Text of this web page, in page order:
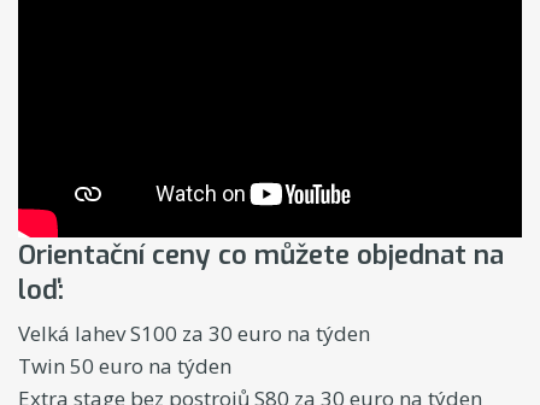
Orientační ceny co můžete objednat na
loď:
Velká lahev S100 za 30 euro na týden
Twin 50 euro na týden
Extra stage bez postrojů S80 za 30 euro na týden